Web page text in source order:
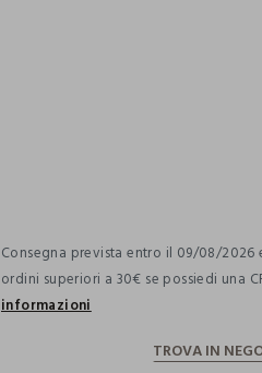
Consegna prevista entro il 09/08/
ordini superiori a 30€ se possiedi una
informazioni